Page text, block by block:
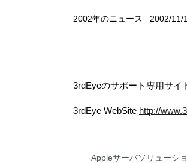
2002年のニュース 2002/11/
3rdEyeのサポート専用サイ
3rdEye WebSite http://
Appleサーバソリューシ